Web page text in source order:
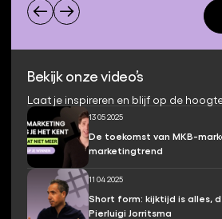
Bekijk onze video’s
Laat je inspireren en blijf op de
13 05 2025
De toekomst van MKB-
marketingtrend
11 04 2025
Short form: kijktijd is alles,
Pierluigi Jorritsma